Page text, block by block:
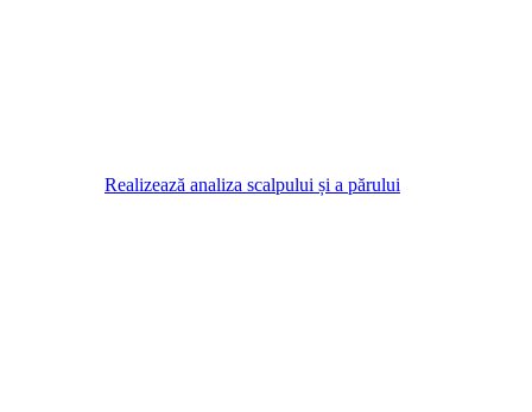
Realizează analiza scalpului și a părului